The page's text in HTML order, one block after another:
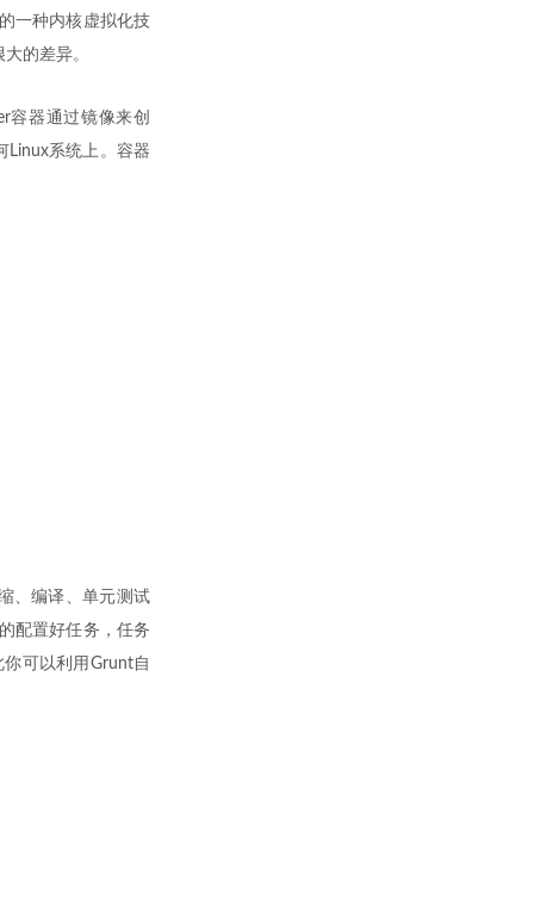
一种内核虚拟化技
的差异。
容器通过镜像来创
Linux系统上。容器
、编译、单元测试
配置好任务，任务
可以利用Grunt自